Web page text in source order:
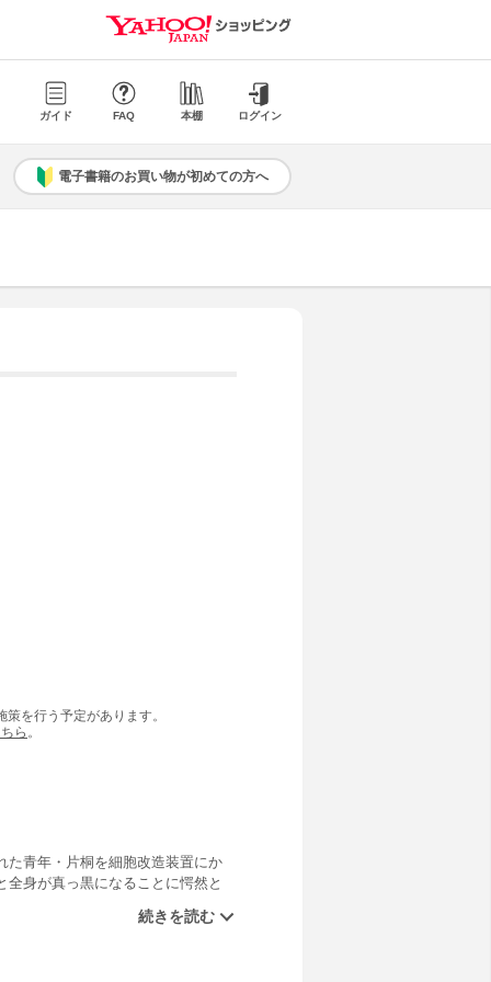
ガイド FAQ 本棚 ログイン
電子書籍のお買い物が初めての方へ
を行う予定があります。
ら 。
た青年・片桐を細胞改造装置にか
身が真っ黒になることに愕然と